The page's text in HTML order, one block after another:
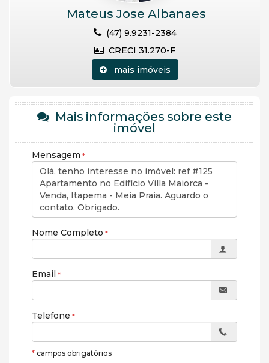
Mateus Jose Albanaes
(47) 9.9231-2384
CRECI 31.270-F
mais imóveis
Mais informações sobre este
imóvel
Mensagem
Nome Completo
Email
Telefone
* campos obrigatórios